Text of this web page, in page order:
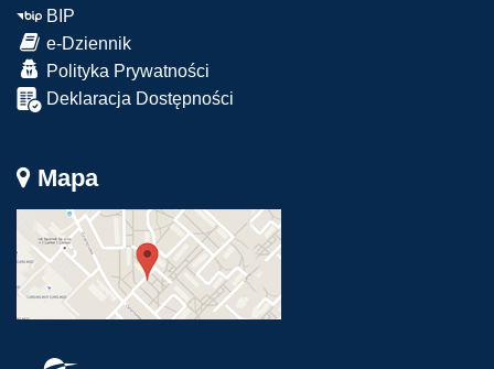
BIP
e-Dziennik
Polityka Prywatności
Deklaracja Dostępności
Mapa